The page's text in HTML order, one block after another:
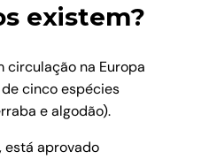
existem?
circulação na Europa
cinco espécies
e algodão).
está aprovado